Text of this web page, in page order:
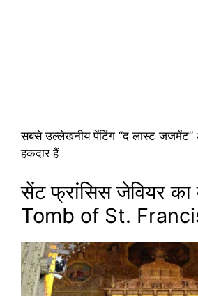
सबसे उल्लेखनीय पेंटिंग “द लास्ट
हकदार हैं
सेंट फ्रांसिस जेवियर का
Tomb of St.